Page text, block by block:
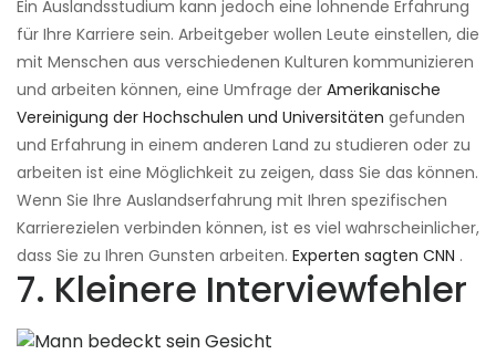
Ein Auslandsstudium kann jedoch eine lohnende Erfahrung
für Ihre Karriere sein. Arbeitgeber wollen Leute einstellen, die
mit Menschen aus verschiedenen Kulturen kommunizieren
und arbeiten können, eine Umfrage der Amerikanische
Vereinigung der Hochschulen und Universitäten gefunden
und Erfahrung in einem anderen Land zu studieren oder zu
arbeiten ist eine Möglichkeit zu zeigen, dass Sie das können.
Wenn Sie Ihre Auslandserfahrung mit Ihren spezifischen
Karrierezielen verbinden können, ist es viel wahrscheinlicher,
dass Sie zu Ihren Gunsten arbeiten. Experten sagten CNN .
7. Kleinere Interviewfehler